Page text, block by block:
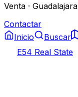
Venta · Guadalajara
Contactar
Inicio
Buscar
E54 Real State